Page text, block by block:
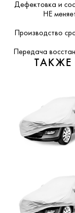
Дефектовка и
НЕ
Производство
Передача